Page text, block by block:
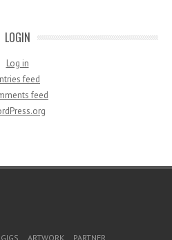
LOGIN
Log in
feed
feed
ARTWORK PARTNER